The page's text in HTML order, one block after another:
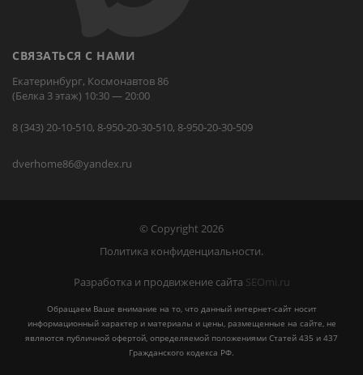
СВЯЗАТЬСЯ С НАМИ
Екатеринбург, Космонавтов 86
(Белка 3 этаж) 10:30 — 20:00
8 (343) 20-10-510, 8-950-20-30-510, 8-950-20-30-509
dverhome86@yandex.ru
© Copyright 2026
Политика конфиденциальности.
Разработка и продвижение сайта SEOmi.ru
Обращаем Ваше внимание на то, что данный интернет-сайт носит
информационный характер и материалы и цены, размещенные на сайте, не
являются публичной офертой, определяемой положениями Статей 435 и 437
Гражданского кодекса РФ.